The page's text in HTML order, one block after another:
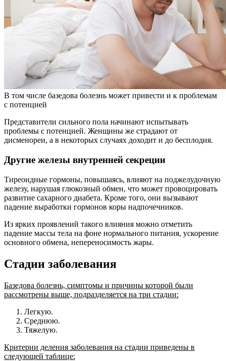
В том числе базедова болезнь может привести и к проблемам
с потенцией
Представители сильного пола начинают испытывать
проблемы с потенцией. Женщины же страдают от
дисменореи, а в некоторых случаях доходит и до бесплодия.
Другие железы внутренней секреции
Тиреоидные гормоны, повышаясь, влияют на поджелудочную
железу, нарушая глюкозный обмен, что может провоцировать
развитие сахарного диабета. Кроме того, они вызывают
падение выработки гормонов коры надпочечников.
Из ярких проявлений такого влияния можно отметить
падение массы тела на фоне нормального питания, ускорение
основного обмена, непереносимость жары.
Стадии заболевания
Базедова болезнь, симптомы и причины которой были
рассмотрены выше, подразделяется на три стадии:
Легкую.
Среднюю.
Тяжелую.
Критерии деления заболевания на стадии приведены в
следующей таблице: